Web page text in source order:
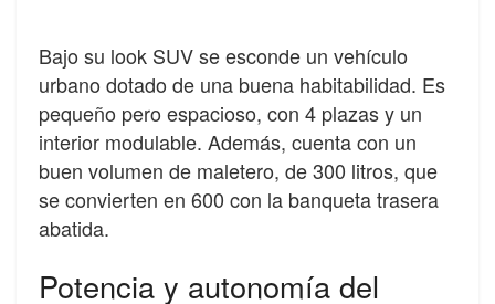
Bajo su look SUV se esconde un vehículo
urbano dotado de una buena habitabilidad. Es
pequeño pero espacioso, con 4 plazas y un
interior modulable. Además, cuenta con un
buen volumen de maletero, de 300 litros, que
se convierten en 600 con la banqueta trasera
abatida.
Potencia y autonomía del